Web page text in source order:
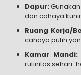
Dapur:
dan cahaya
Ruang Kerja/
cahaya putih
Kamar Mandi:
rutinitas sehari-